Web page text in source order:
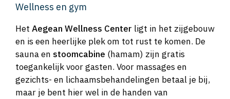
Wellness en gym
Het Aegean Wellness Center ligt in het zijgebouw
en is een heerlijke plek om tot rust te komen. De
sauna en stoomcabine (hamam) zijn gratis
toegankelijk voor gasten. Voor massages en
gezichts- en lichaamsbehandelingen betaal je bij,
maar je bent hier wel in de handen van